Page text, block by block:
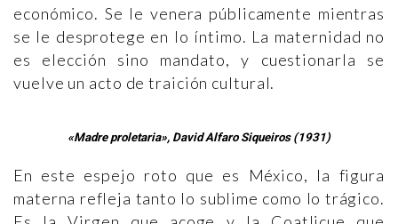
económico. Se le venera públicamente mientras
se le desprotege en lo íntimo. La maternidad no
es elección sino mandato, y cuestionarla se
vuelve un acto de traición cultural.
«Madre proletaria», David Alfaro Siqueiros (1931)
En este espejo roto que es México, la figura
materna refleja tanto lo sublime como lo trágico.